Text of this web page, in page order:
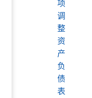
项
调
整
资
产
负
债
表